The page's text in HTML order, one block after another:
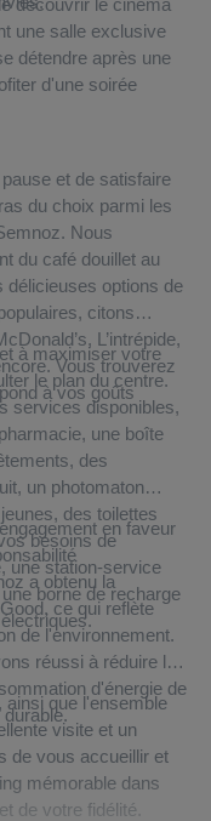
une salle exclusive
détendre après une
d'une soirée
et de satisfaire
du choix parmi les
Nous
du café douillet au
délicieuses options de
citons
L’intrépide,
Vous trouverez
à vos goûts
à maximiser votre
le plan du centre.
services disponibles,
une boîte
des
un photomaton
des toilettes
besoins de
une station-service
borne de recharge
en faveur
a obtenu la
ce qui reflète
de l'environnement.
réussi à réduire la
d'énergie de
ainsi que l'ensemble
visite et un
de vous accueillir et
mémorable dans
de votre fidélité.